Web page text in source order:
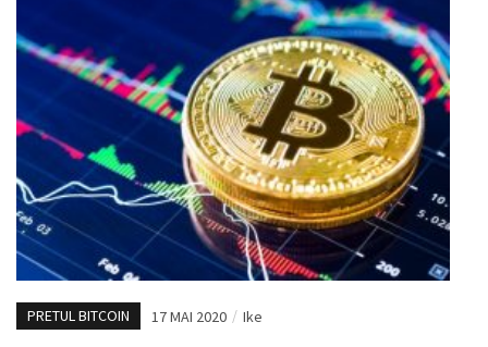
PRETUL BITCOIN 17 MAI 2020 / Ike